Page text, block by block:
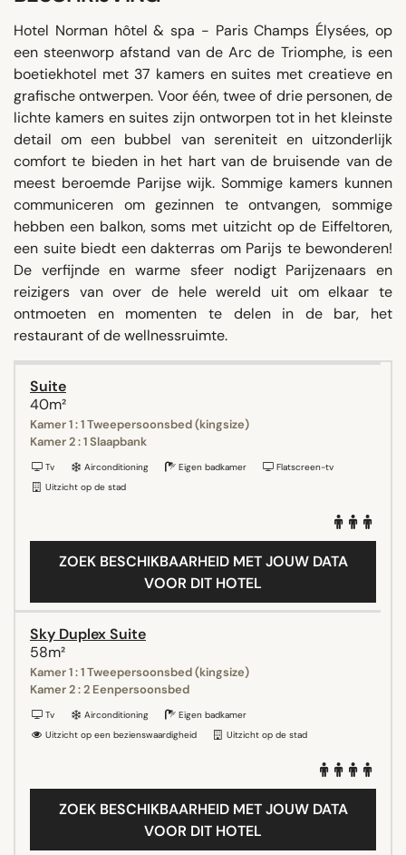
Hotel Norman hôtel & spa - Paris Champs Élysées, op
een steenworp afstand van de Arc de Triomphe, is een
boetiekhotel met 37 kamers en suites met creatieve en
grafische ontwerpen. Voor één, twee of drie personen, de
lichte kamers en suites zijn ontworpen tot in het kleinste
detail om een bubbel van sereniteit en uitzonderlijk
comfort te bieden in het hart van de bruisende van de
meest beroemde Parijse wijk. Sommige kamers kunnen
communiceren om gezinnen te ontvangen, sommige
hebben een balkon, soms met uitzicht op de Eiffeltoren,
een suite biedt een dakterras om Parijs te bewonderen!
De verfijnde en warme sfeer nodigt Parijzenaars en
reizigers van over de hele wereld uit om elkaar te
ontmoeten en momenten te delen in de bar, het
restaurant of de wellnessruimte.
Suite
40m²
Kamer 1 : 1 Tweepersoonsbed (kingsize)
Kamer 2 : 1 Slaapbank
Tv Airconditioning Eigen badkamer
Flatscreen-tv
Uitzicht op de stad
ZOEK BESCHIKBAARHEID MET JOUW DATA
VOOR DIT HOTEL
Sky Duplex Suite
58m²
Kamer 1 : 1 Tweepersoonsbed (kingsize)
Kamer 2 : 2 Eenpersoonsbed
Tv Airconditioning
Eigen badkamer
Uitzicht op een bezienswaardigheid
Uitzicht op de stad
ZOEK BESCHIKBAARHEID MET JOUW DATA
VOOR DIT HOTEL